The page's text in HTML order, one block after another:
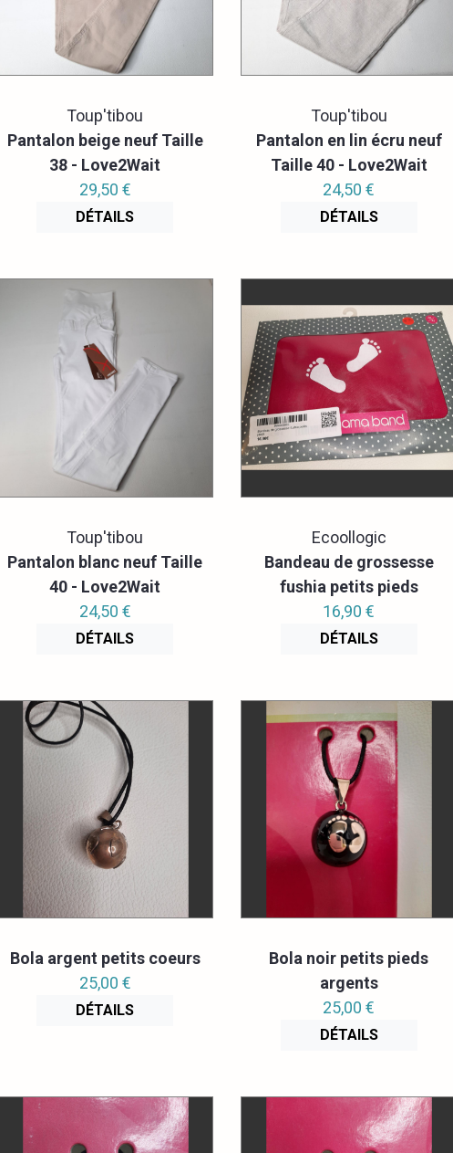
Toup'tibou
Pantalon beige neuf Taille
38 - Love2Wait
29,50 €
DÉTAILS
Toup'tibou
Pantalon en lin écru neuf
Taille 40 - Love2Wait
24,50 €
DÉTAILS
Toup'tibou
Pantalon blanc neuf Taille
40 - Love2Wait
24,50 €
DÉTAILS
Ecoollogic
Bandeau de grossesse
fushia petits pieds
16,90 €
DÉTAILS
Bola argent petits coeurs
25,00 €
DÉTAILS
Bola noir petits pieds
argents
25,00 €
DÉTAILS